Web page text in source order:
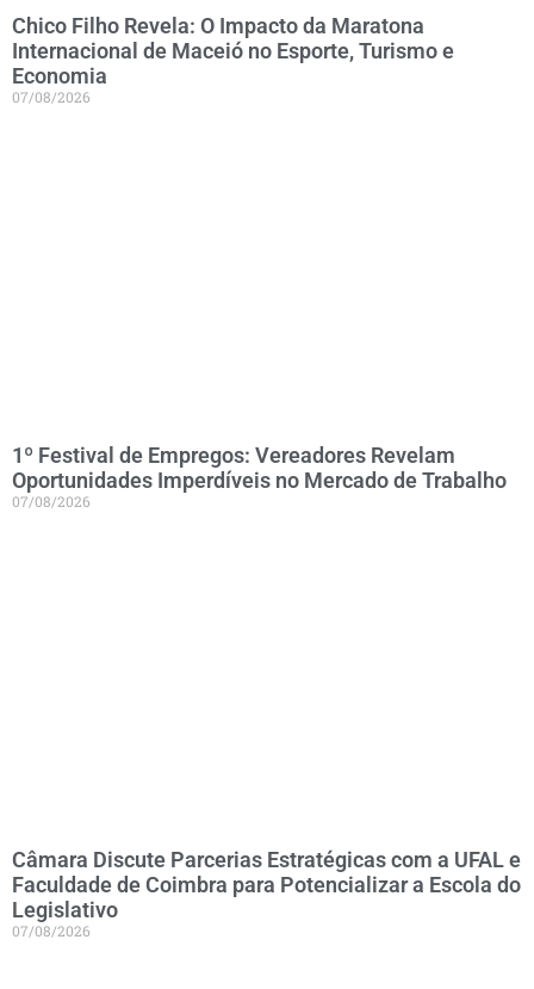
Chico Filho Revela: O Impacto da Maratona
Internacional de Maceió no Esporte, Turismo e
Economia
07/08/2026
1º Festival de Empregos: Vereadores Revelam
Oportunidades Imperdíveis no Mercado de Trabalho
07/08/2026
Câmara Discute Parcerias Estratégicas com a UFAL e
Faculdade de Coimbra para Potencializar a Escola do
Legislativo
07/08/2026